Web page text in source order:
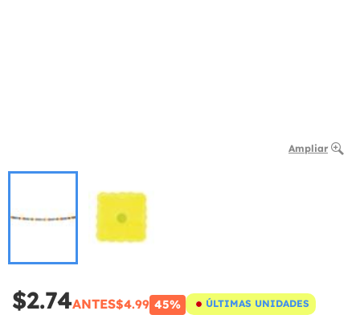
Ampliar
$2.74ANTES$4.99 45% ÚLTIMAS UNIDADES